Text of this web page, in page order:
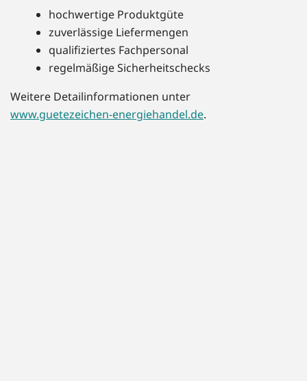
hochwertige Produktgüte
zuverlässige Liefermengen
qualifiziertes Fachpersonal
regelmäßige Sicherheitschecks
Weitere Detailinformationen unter
www.guetezeichen-energiehandel.de.